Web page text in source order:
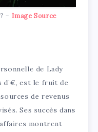
– Image Source
de Lady
d’€, est le fruit de
de revenus
Ses succès dans
montrent